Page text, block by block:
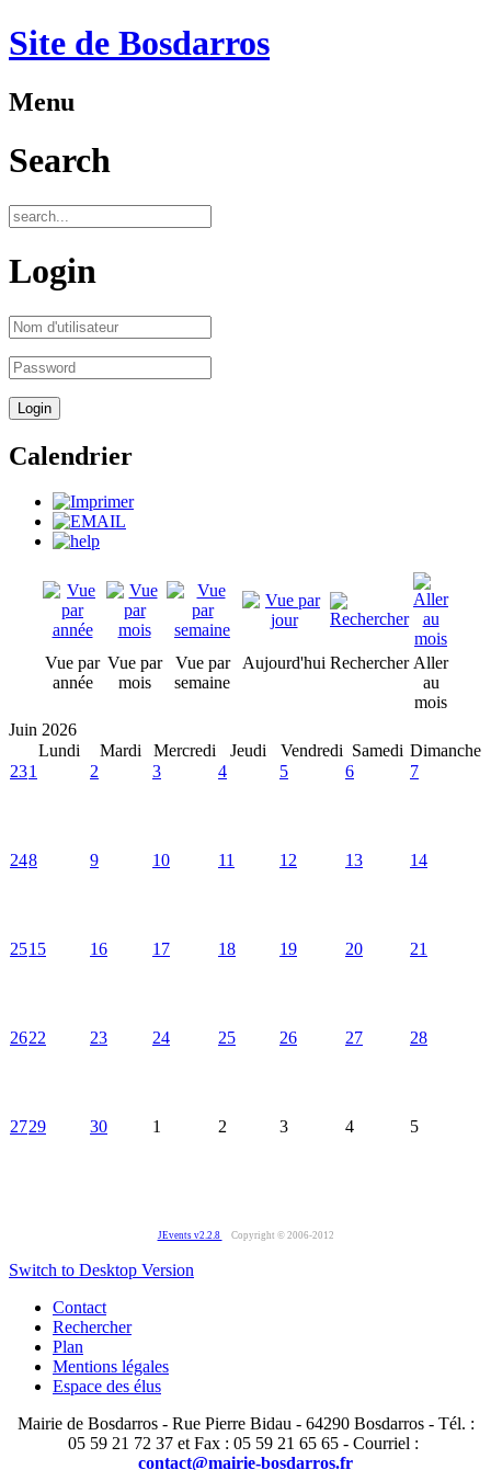
Site de Bosdarros
Menu
Search
Login
Calendrier
Vue par
année
Vue par
mois
Vue par
semaine
Aujourd'hui Rechercher Aller
au
mois
Juin 2026
Lundi
Mardi Mercredi Jeudi Vendredi Samedi Dimanche
231 2 3 4 5 6 7
248 9 10 11 12 13 14
2515 16 17 18 19 20 21
2622 23 24 25 26 27 28
2729 30 1 2 3 4 5
JEvents v2.2.8 Copyright © 2006-2012
Switch to Desktop Version
Contact
Rechercher
Plan
Mentions légales
Espace des élus
Mairie de Bosdarros - Rue Pierre Bidau - 64290 Bosdarros - Tél. :
05 59 21 72 37 et Fax : 05 59 21 65 65 - Courriel :
contact@mairie-bosdarros.fr